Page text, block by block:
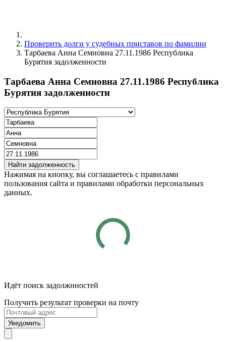
Проверить долги у судебных приставов по фамилии
Тарбаева Анна Семновна 27.11.1986 Республика
Бурятия задолженности
Тарбаева Анна Семновна 27.11.1986 Республика
Бурятия задолженности
Найти задолженность
Нажимая на кнопку, вы соглашаетесь с правилами
пользования сайта и правилами обработки персональных
данных.
Идёт поиск задолжнностей
Получить результат проверки на почту
Уведомить